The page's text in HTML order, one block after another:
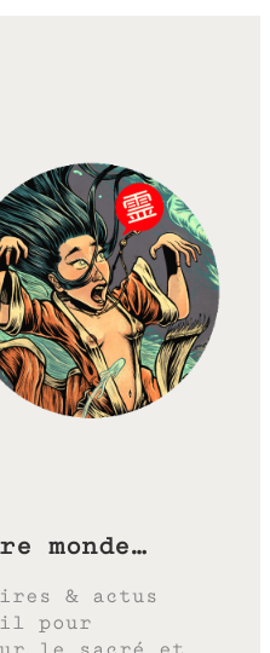
monde…
& actus
pour